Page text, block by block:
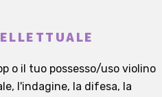
o il tuo possesso/uso violino
l'indagine, la difesa, la